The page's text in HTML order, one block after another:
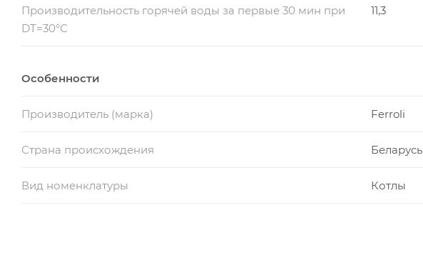
Производительность горячей воды за первые 30 мин при
DT=30°С
11,3
Особенности
Производитель (марка) Ferroli
Страна происхождения Беларусь
Вид номенклатуры Котлы